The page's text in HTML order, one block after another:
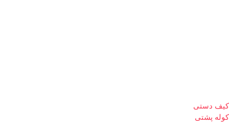
کیف دستی
کوله پشتی